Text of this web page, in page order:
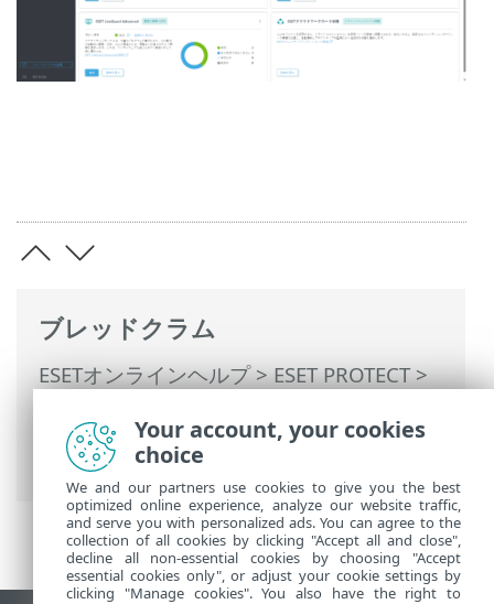
ブレッドクラム
ESETオンラインヘルプ>ESET PROTECT>
インメニュー> プラットフォームモジュー
Your account, your cookies
choice
We and our partners use cookies to give you the best
optimized online experience, analyze our website traffic,
and serve you with personalized ads. You can agree to the
collection of all cookies by clicking "Accept all and close",
decline all non-essential cookies by choosing "Accept
essential cookies only", or adjust your cookie settings by
clicking "Manage cookies". You also have the right to